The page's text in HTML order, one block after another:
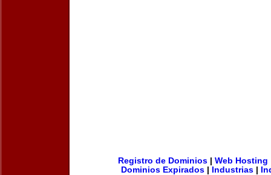
Registro de Dominios| Web Hosting
Dominios Expirados
Industrias